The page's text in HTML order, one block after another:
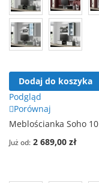
Dodaj do koszyka
Podgląd
Porównaj
Meblościanka Soho 10
Już od 2 689,00 zł